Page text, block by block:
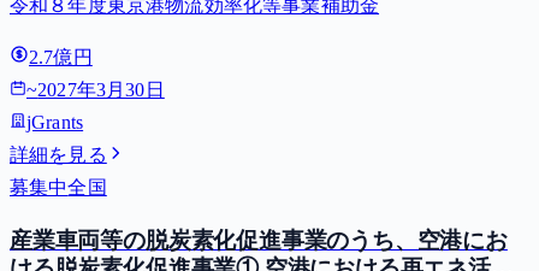
令和８年度東京港物流効率化等事業補助金
2.7億円
~2027年3月30日
jGrants
詳細を見る
募集中全国
産業車両等の脱炭素化促進事業のうち、空港にお